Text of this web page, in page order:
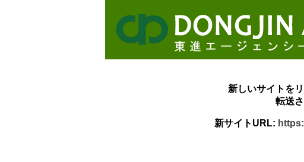
新しいサイトを
転送
新サイトURL: